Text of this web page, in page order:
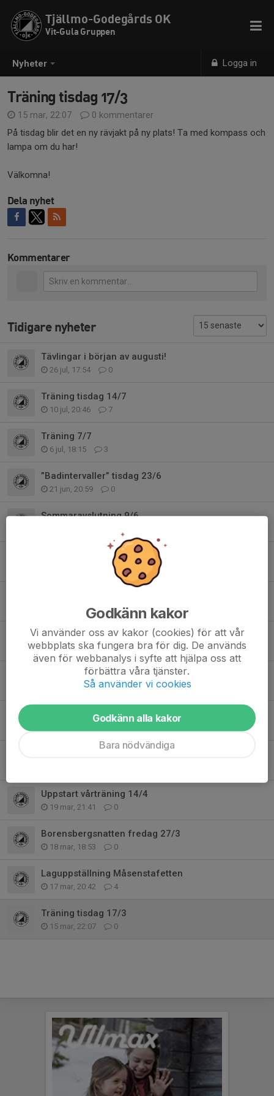
Nyheter Logga in
Tjällmo-Godegårds OK
Vit-Gula Gruppen
Träning tisdag 17/3
15 mar, 22:07
0 kommentarer
På tisdag blir det en ny rävjakt på ny plats! Ta med kompass och
lampa om du har!
Välkomna!
Dela nyhet
Kommentarer
Tidigare nyheter
Tävlingar i början av augusti!
26 jul, 17:54 0
Träning tisdag 14/7
10 jul, 20:46 7
Träning 7/7
6 jul, 18:15 3
”Badintervaller” tisdag 23/6
21 jun, 20:59 0
Sommaravslutning 9/6
Träning 19/5 och U-serien 20/5
0
9 maj, 15:20 0
Träning 5/5 och U-serien 12/5
3 maj, 17:26 0
Träning 28/4 och Ljungsbrokampen
25 apr, 19:28 0
Anmälan till familjeläger Sommarlandssprinten!
Uppstart vårträning 14/4
19 mar, 21:41 0
Borensbergsnatten fredag 27/3
18 mar, 18:53 0
Laguppställning Måsenstafetten
17 mar, 20:42 4
Träning tisdag 17/3
15 mar, 22:07 0
Godkänn kakor
Vi använder oss av kakor (cookies) för att vår
webbplats ska fungera bra för dig. De används
även för webbanalys i syfte att hjälpa oss att
förbättra våra tjänster.
Så använder vi cookies
Godkänn alla kakor
Bara nödvändiga